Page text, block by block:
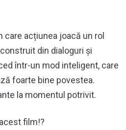
care acțiunea joacă un rol
din dialoguri și
într-un mod inteligent, care
foarte bine povestea.
la momentul potrivit.
film!?